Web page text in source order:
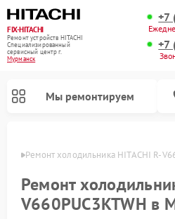
FIX-HITACHI
Ремонт устройств HITACHI
Специализированный
cервисный центр г.
Мурманск
+7
+7
Мы ремонтируем
Ремонт холодильника HITACHI R-
Ремонт
V660PUC3KTWH в